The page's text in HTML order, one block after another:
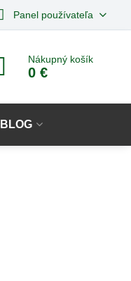
Panel používateľa
Nákupný košík
0 €
BLOG